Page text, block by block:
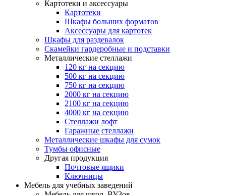
Картотеки и аксессуары
Картотеки
Шкафы больших форматов
Аксессуары для картотек
Шкафы для раздевалок
Скамейки гардеробные и подставки
Металлические стеллажи
120 кг на секцию
500 кг на секцию
750 кг на секцию
2000 кг на секцию
2100 кг на секцию
4000 кг на секцию
Стеллажи лофт
Гаражные стеллажи
Металлические шкафы для сумок
Тумбы офисные
Другая продукция
Почтовые ящики
Ключницы
Мебель для учебных заведений